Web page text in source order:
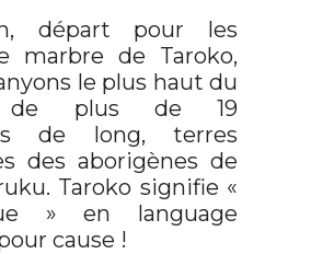
départ pour les
marbre de Taroko,
le plus haut du
de plus de 19
de long, terres
des aborigènes de
Taroko signifie «
» en language
cause !